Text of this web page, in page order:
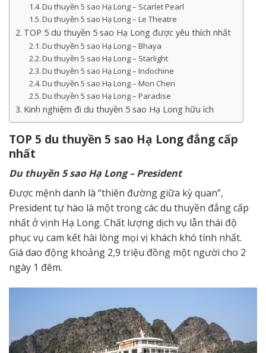
Du thuyền 5 sao Hạ Long – Scarlet Pearl
Du thuyền 5 sao Hạ Long – Le Theatre
TOP 5 du thuyền 5 sao Hạ Long được yêu thích nhất
Du thuyền 5 sao Hạ Long – Bhaya
Du thuyền 5 sao Hạ Long – Starlight
Du thuyền 5 sao Hạ Long – Indochine
Du thuyền 5 sao Hạ Long – Mon Cheri
Du thuyền 5 sao Hạ Long – Paradise
Kinh nghiệm đi du thuyền 5 sao Hạ Long hữu ích
TOP 5 du thuyền 5 sao Hạ Long đẳng cấp
nhất
Du thuyền 5 saoHạ Long – President
Được mệnh danh là “thiên đường giữa kỳ quan”,
President tự hào là một trong các du thuyền đẳng cấp
nhất ở vịnh Hạ Long. Chất lượng dịch vụ lẫn thái độ
phục vụ cam kết hài lòng mọi vị khách khó tính nhất.
Giá dao động khoảng 2,9 triệu đồng một người cho 2
ngày 1 đêm.